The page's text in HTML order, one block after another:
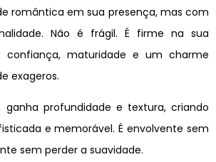
romântica em sua presença, mas com
Não é frágil. É firme na sua
confiança, maturidade e um charme
exageros.
ganha profundidade e textura, criando
e memorável. É envolvente sem
sem perder a suavidade.